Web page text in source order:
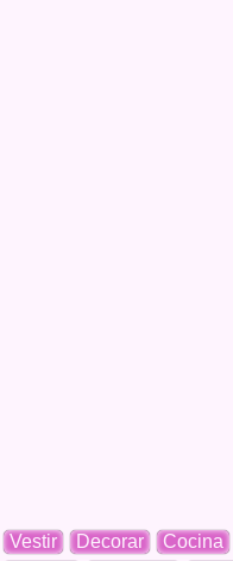
Vestir Decorar Cocina